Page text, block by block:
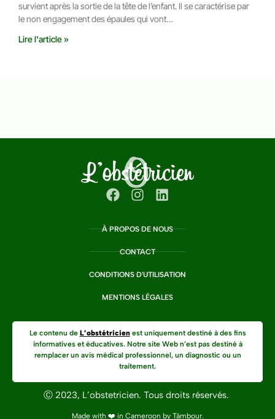
survient après la sortie de la tête de l’enfant. Il se caractérise par
le non engagement des épaules qui vont…
Lire l'article »
À PROPOS DE NOUS
CONTACT
CONDITIONS D'UTILISATION
MENTIONS LÉGALES
Le contenu de L’obstétricienest uniquement destiné à des fins
informatives et éducatives. Notre site Web n’est pas destiné à
remplacer un avis médical professionnel, un diagnostic ou un
traitement.
Ⓒ 2023, L’obstetricien. Tous droits réservés.
Made with ❤️ in Cameroon by Tâmbour.